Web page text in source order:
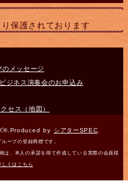
保護されております
のメッセージ
ビジネス演奏会のお申込み
セス（地図）
®.Produced by シアターSPEC
ープの登録商標です。
は、本人の承諾を得て作成している実際の会員様
しくはこちら